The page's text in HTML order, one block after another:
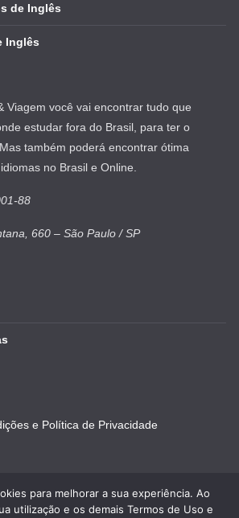
de Inglês
Inglês
Viagem você vai encontrar tudo que
estudar fora do Brasil, para ter o
também poderá encontrar ótima
no Brasil e Online.
88
660 – São Paulo / SP
e Política de Privacidade
para melhorar a sua experiência. Ao
utilização e os demais Termos de Uso e